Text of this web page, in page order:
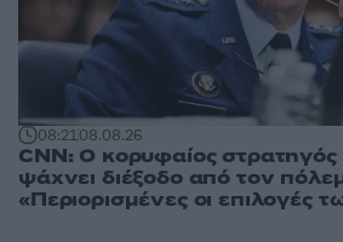
08:2108.08.26
CNN: Ο κορυφαίος
ψάχνει διέξοδο από τον
«Περιορισμένες οι επιλογές